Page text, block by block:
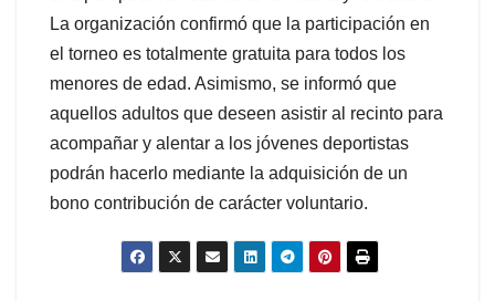
La organización confirmó que la participación en
el torneo es totalmente gratuita para todos los
menores de edad. Asimismo, se informó que
aquellos adultos que deseen asistir al recinto para
acompañar y alentar a los jóvenes deportistas
podrán hacerlo mediante la adquisición de un
bono contribución de carácter voluntario.